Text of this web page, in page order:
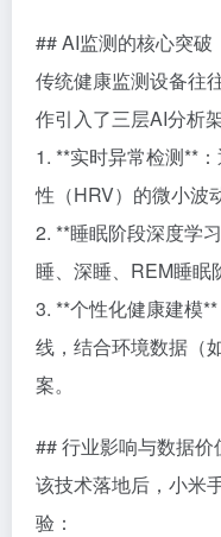
## AI监测的核心突破
传统健康监测设备往
作引入了三层AI分析
1. **实时异常检测**
性（HRV）的微小波
2. **睡眠阶段深度学
睡、深睡、REM睡眠
3. **个性化健康建模
线，结合环境数据（
案。
## 行业影响与数据价
该技术落地后，小米
验：